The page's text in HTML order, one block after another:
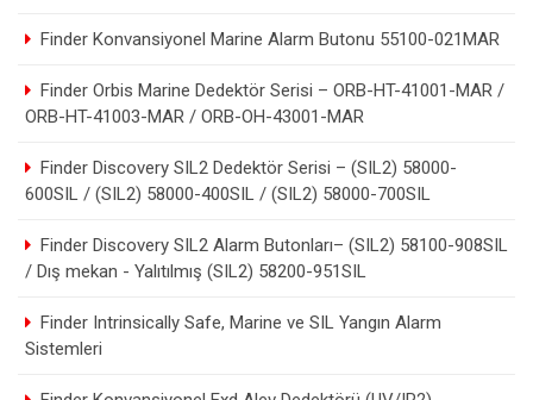
Finder Konvansiyonel Marine Alarm Butonu 55100-021MAR
Finder Orbis Marine Dedektör Serisi – ORB-HT-41001-MAR /
ORB-HT-41003-MAR / ORB-OH-43001-MAR
Finder Discovery SIL2 Dedektör Serisi – (SIL2) 58000-
600SIL / (SIL2) 58000-400SIL / (SIL2) 58000-700SIL
Finder Discovery SIL2 Alarm Butonları– (SIL2) 58100-908SIL
/ Dış mekan - Yalıtılmış (SIL2) 58200-951SIL
Finder Intrinsically Safe, Marine ve SIL Yangın Alarm
Sistemleri